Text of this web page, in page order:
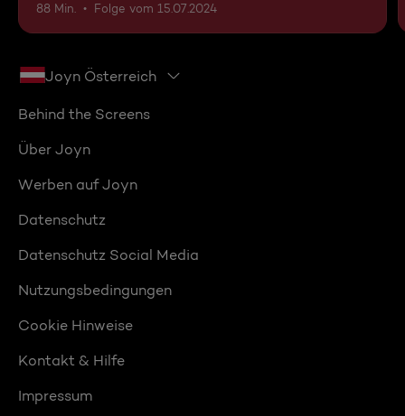
88 Min. Folge vom 15.07.2024
Joyn Österreich
Behind the Screens
Über Joyn
Werben auf Joyn
Datenschutz
Datenschutz Social Media
Nutzungsbedingungen
Cookie Hinweise
Kontakt & Hilfe
Impressum